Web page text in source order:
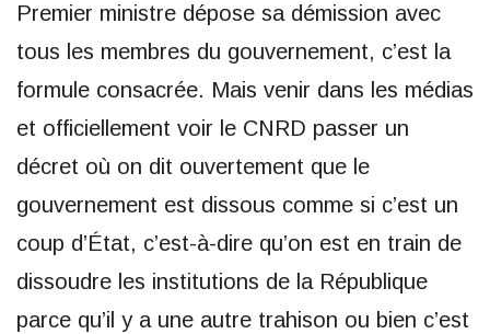
Premier ministre dépose sa démission avec
tous les membres du gouvernement, c’est la
formule consacrée. Mais venir dans les médias
et officiellement voir le CNRD passer un
décret où on dit ouvertement que le
gouvernement est dissous comme si c’est un
coup d’État, c’est-à-dire qu’on est en train de
dissoudre les institutions de la République
parce qu’il y a une autre trahison ou bien c’est